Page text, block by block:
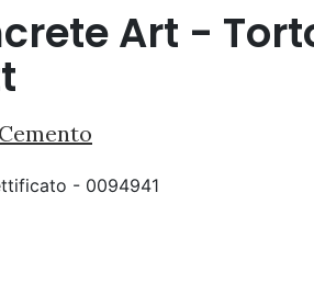
Art -
- 0094941